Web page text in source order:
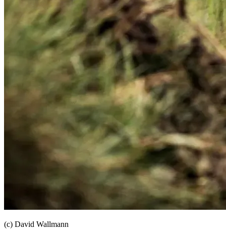
(c) David Wallmann